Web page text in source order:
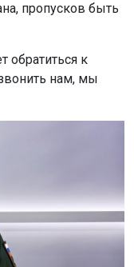
пропусков быть
обратиться к
нам, мы